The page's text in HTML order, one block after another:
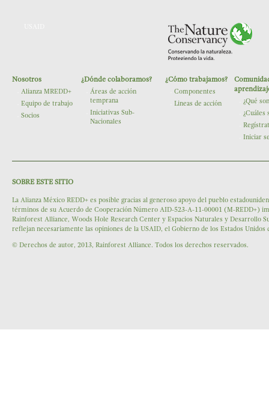
The Nature Conservancy
Nosotros
Alianza MREDD+
Equipo de trabajo
Socios
¿Dónde colaboramos?
Áreas de acción
temprana
Iniciativas Sub-
Nacionales
¿Cómo trabajamos?
Componentes
Lineas de acción
¿Qué
¿Cuáles
Iniciar
SOBRE ESTE SITIO
La Alianza México REDD+ es posible gracias al generoso apoyo del pueblo
términos de su Acuerdo de Cooperación Número AID-523-A-11-00001 (M-REDD+)
Rainforest Alliance, Woods Hole Research Center y Espacios Naturales y Desarrollo
reflejan necesariamente las opiniones de la USAID, el Gobierno de los Estados Unidos
© Derechos de autor, 2013, Rainforest Alliance. Todos los derechos reservados.